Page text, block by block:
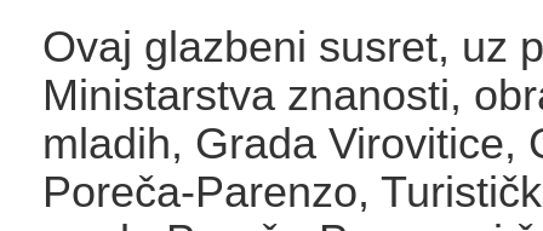
Ovaj glazbeni susret, uz
Ministarstva znanosti,
mladih, Grada Virovitice,
Poreča-Parenzo,